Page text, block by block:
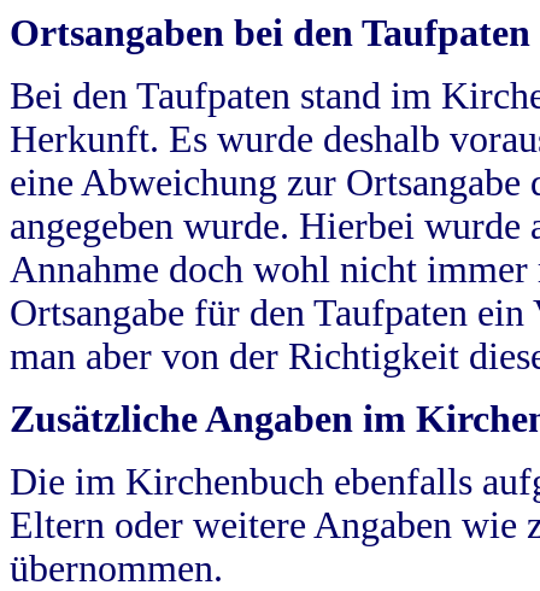
Ortsangaben bei den Taufpaten
Bei den Taufpaten stand im
Herkunft. Es wurde deshalb
eine Abweichung zur
angegeben wurde. Hierbei wurde
Annahme doch wohl nicht
Ortsangabe für den Taufpaten
man aber von der Richtigkeit
Zusätzliche Angaben im
Die im Kirchenbuch ebenfalls
Eltern oder weitere Angaben wie
übernommen.